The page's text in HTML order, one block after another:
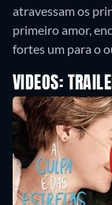
atravessam os
primeiro amor,
fortes um para o
VIDEOS: